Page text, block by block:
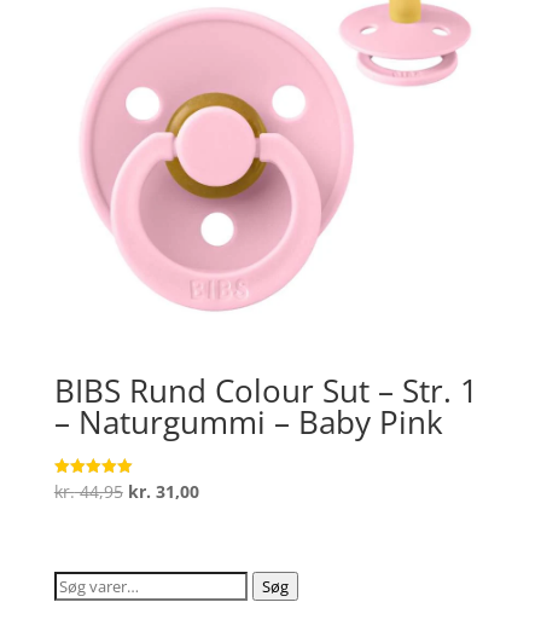
BIBS Rund Colour Sut – Str. 1
– Naturgummi – Baby Pink
Vurderet
5
kr.44,95 Den
var:
kr. 44,95.
kr. 31,00Den
er:
kr. 31,00.
Søg
Søg